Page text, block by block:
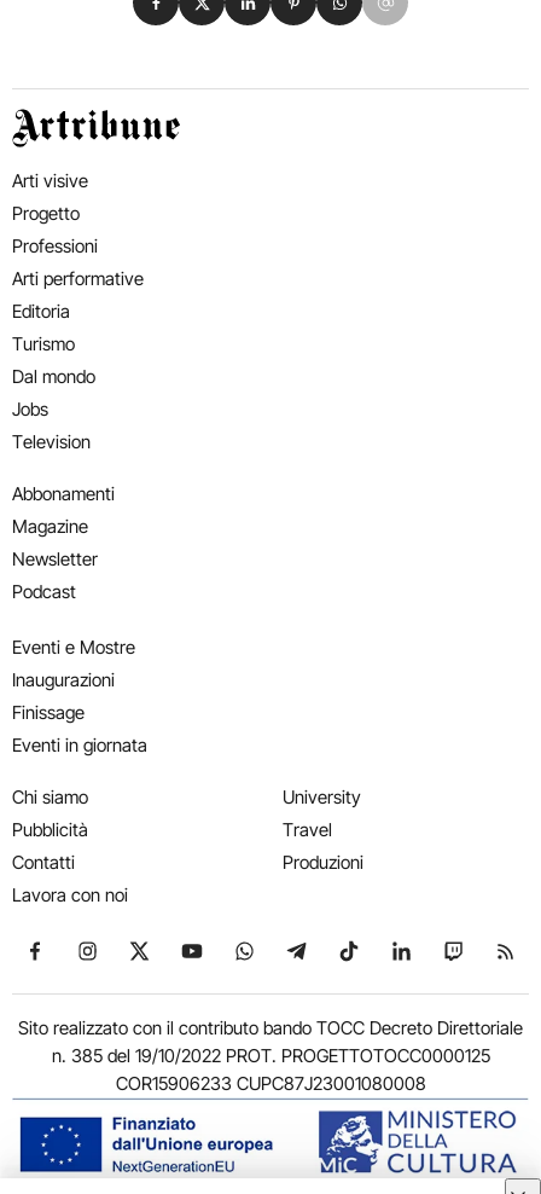
Artribune
Arti visive
Progetto
Professioni
Arti performative
Editoria
Turismo
Dal mondo
Jobs
Television
Abbonamenti
Magazine
Newsletter
Podcast
Eventi e Mostre
Inaugurazioni
Finissage
Eventi in giornata
Chi siamo
Pubblicità
Contatti
Lavora con noi
University
Travel
Produzioni
Seguici su Facebook
Seguici su Instagram
Seguici su X
Seguici su YouTube
Seguici su WhatsApp
Seguici su Telegram
Seguici su TikTok
Seguici su
Seguici
Sito realizzato con il contributo bando TOCC Decreto Direttoriale
n. 385 del 19/10/2022 PROT. PROGETTOTOCC0000125
COR15906233 CUPC87J23001080008